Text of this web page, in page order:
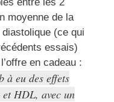
moyenne de la
(ce qui
essais)
en cadeau :
à eu des effets
HDL, avec un